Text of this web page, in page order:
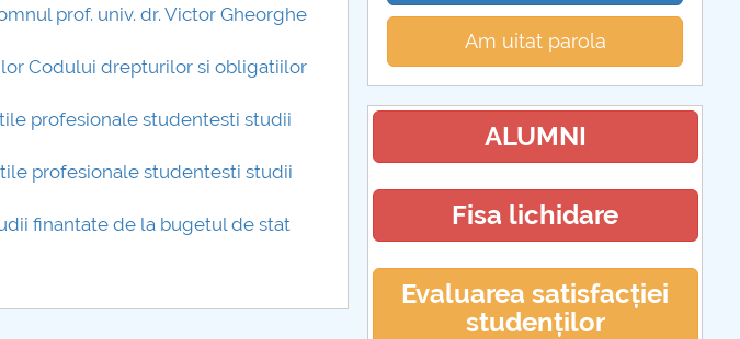
prof. univ. dr. Victor Gheorghe
Codului drepturilor si obligatiilor
profesionale studentesti studii
profesionale studentesti studii
finantate de la bugetul de stat
Am uitat parola
ALUMNI
Fisa lichidare
Evaluarea satisfacției
studenților